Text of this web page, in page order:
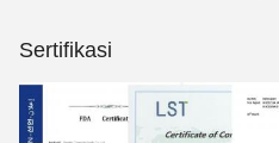
Sertifikasi